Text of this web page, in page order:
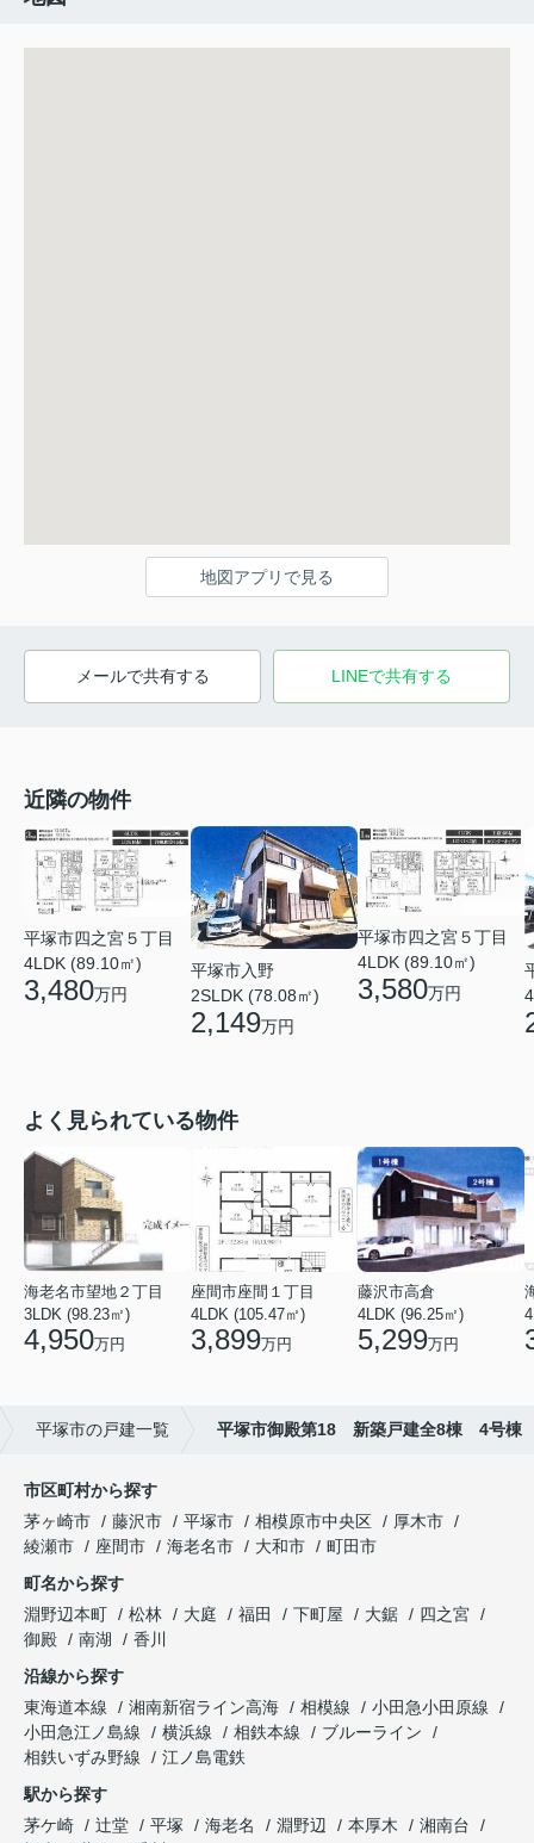
地図アプリで見る
メールで共有する LINEで共有する
近隣の物件
平塚市四之宮５丁目
4LDK (89.10㎡)
3,480万円
平塚市入野
2SLDK (78.08㎡)
2,149万円
平塚市四之宮５丁目
4LDK (89.10㎡)
3,580万円
よく見られている物件
海老名市望地２丁目
3LDK (98.23㎡)
4,950万円
座間市座間１丁目
4LDK (105.47㎡)
3,899万円
藤沢市高倉
4LDK (96.25㎡)
5,299万円
平塚市の戸建一覧 平塚市御殿第18 新築戸建全8棟 4号棟
市区町村から探す
茅ヶ崎市
藤沢市 平塚市 相模原市中央区
厚木市
綾瀬市
座間市 海老名市 大和市
町田市
町名から探す
淵野辺本町
松林 大庭 福田 下町屋 大鋸
四之宮
御殿
南湖
香川
沿線から探す
東海道本線
湘南新宿ライン高海 相模線
小田急小田原線
小田急江ノ島線
横浜線 相鉄本線
ブルーライン
相鉄いずみ野線
江ノ島電鉄
駅から探す
茅ケ崎
辻堂 平塚 海老名 淵野辺 本厚木
湘南台